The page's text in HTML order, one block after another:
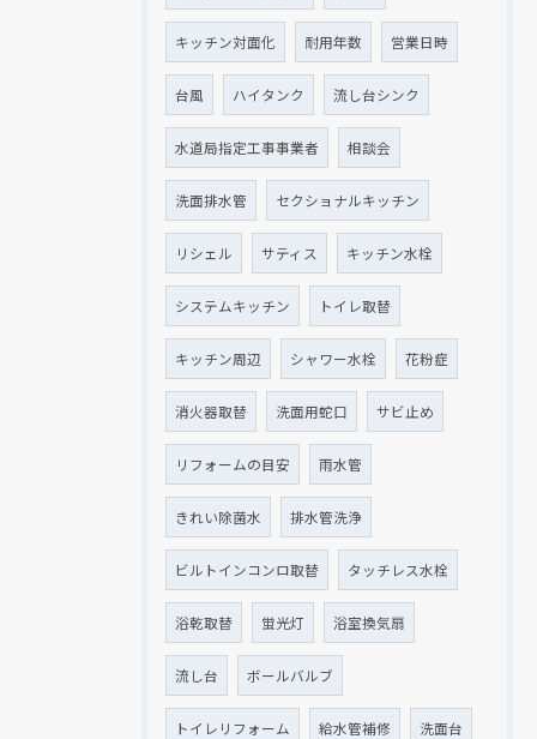
キッチン対面化 耐用年数 営業日時
台風 ハイタンク 流し台シンク
水道局指定工事事業者 相談会
洗面排水管 セクショナルキッチン
リシェル サティス キッチン水栓
システムキッチン トイレ取替
キッチン周辺 シャワー水栓 花粉症
消火器取替 洗面用蛇口 サビ止め
リフォームの目安 雨水管
きれい除菌水 排水管洗浄
ビルトインコンロ取替 タッチレス水栓
浴乾取替 蛍光灯 浴室換気扇
流し台 ボールバルブ
トイレリフォーム 給水管補修 洗面台